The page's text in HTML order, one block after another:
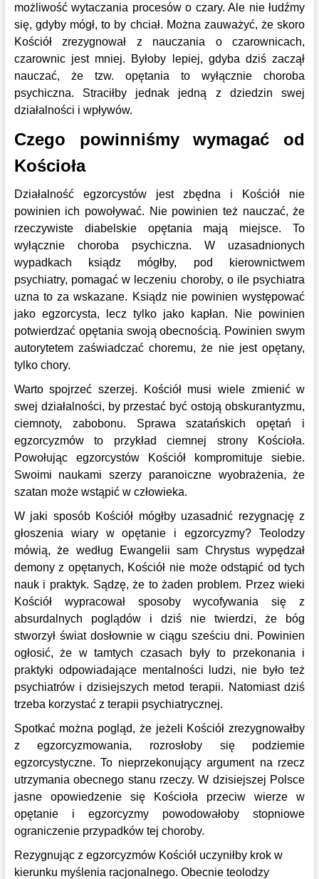
możliwość wytaczania procesów o czary. Ale nie łudźmy
się, gdyby mógł, to by chciał. Można zauważyć, że skoro
Kościół zrezygnował z nauczania o czarownicach,
czarownic jest mniej. Byłoby lepiej, gdyba dziś zaczął
nauczać, że tzw. opętania to wyłącznie choroba
psychiczna. Straciłby jednak jedną z dziedzin swej
działalności i wpływów.
Czego powinniśmy wymagać od
Kościoła
Działalność egzorcystów jest zbędna i Kościół nie
powinien ich powoływać. Nie powinien też nauczać, że
rzeczywiste diabelskie opętania mają miejsce. To
wyłącznie choroba psychiczna. W uzasadnionych
wypadkach ksiądz mógłby, pod kierownictwem
psychiatry, pomagać w leczeniu choroby, o ile psychiatra
uzna to za wskazane. Ksiądz nie powinien występować
jako egzorcysta, lecz tylko jako kapłan. Nie powinien
potwierdzać opętania swoją obecnością. Powinien swym
autorytetem zaświadczać choremu, że nie jest opętany,
tylko chory.
Warto spojrzeć szerzej. Kościół musi wiele zmienić w
swej działalności, by przestać być ostoją obskurantyzmu,
ciemnoty, zabobonu. Sprawa szatańskich opętań i
egzorcyzmów to przykład ciemnej strony Kościoła.
Powołując egzorcystów Kościół kompromituje siebie.
Swoimi naukami szerzy paranoiczne wyobrażenia, że
szatan może wstąpić w człowieka.
W jaki sposób Kościół mógłby uzasadnić rezygnację z
głoszenia wiary w opętanie i egzorcyzmy? Teolodzy
mówią, że według Ewangelii sam Chrystus wypędzał
demony z opętanych, Kościół nie może odstąpić od tych
nauk i praktyk. Sądzę, że to żaden problem. Przez wieki
Kościół wypracował sposoby wycofywania się z
absurdalnych poglądów i dziś nie twierdzi, że bóg
stworzył świat dosłownie w ciągu sześciu dni. Powinien
ogłosić, że w tamtych czasach były to przekonania i
praktyki odpowiadające mentalności ludzi, nie było też
psychiatrów i dzisiejszych metod terapii. Natomiast dziś
trzeba korzystać z terapii psychiatrycznej.
Spotkać można pogląd, że jeżeli Kościół zrezygnowałby
z egzorcyzmowania, rozrosłoby się podziemie
egzorcystyczne. To nieprzekonujący argument na rzecz
utrzymania obecnego stanu rzeczy. W dzisiejszej Polsce
jasne opowiedzenie się Kościoła przeciw wierze w
opętanie i egzorcyzmy powodowałoby stopniowe
ograniczenie przypadków tej choroby.
Rezygnując z egzorcyzmów Kościół uczyniłby krok w
kierunku myślenia racjonalnego. Obecnie teolodzy